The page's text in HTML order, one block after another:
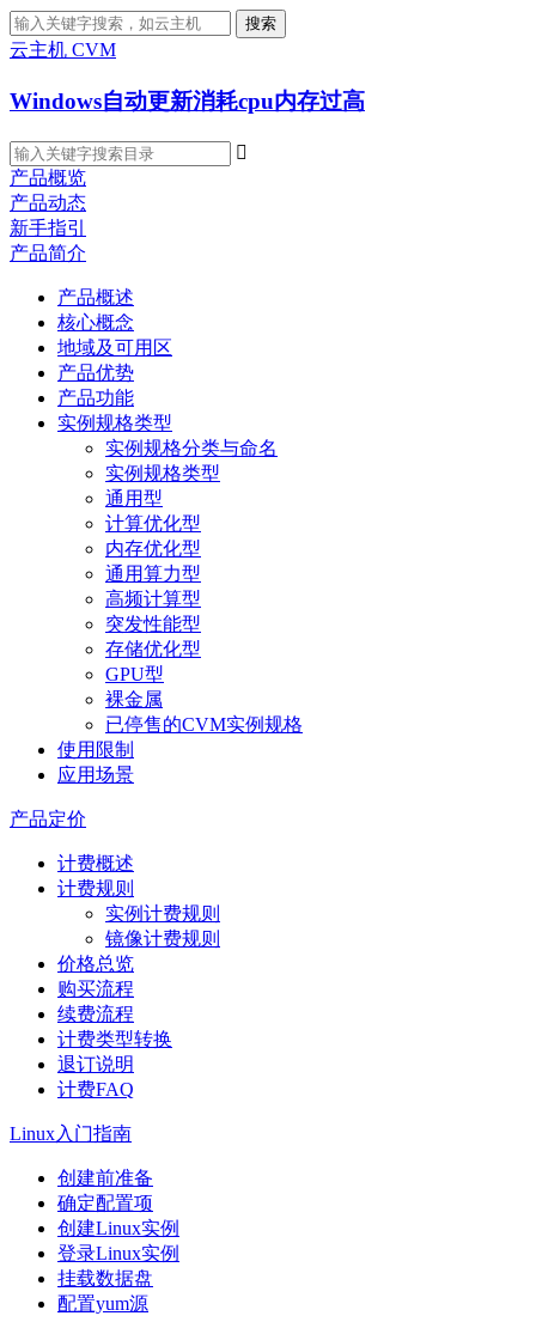
搜索
云主机 CVM
Windows自动更新消耗cpu内存过高

产品概览
产品动态
新手指引
产品简介
产品概述
核心概念
地域及可用区
产品优势
产品功能
实例规格类型
实例规格分类与命名
实例规格类型
通用型
计算优化型
内存优化型
通用算力型
高频计算型
突发性能型
存储优化型
GPU型
裸金属
已停售的CVM实例规格
使用限制
应用场景
产品定价
计费概述
计费规则
实例计费规则
镜像计费规则
价格总览
购买流程
续费流程
计费类型转换
退订说明
计费FAQ
Linux入门指南
创建前准备
确定配置项
创建Linux实例
登录Linux实例
挂载数据盘
配置yum源